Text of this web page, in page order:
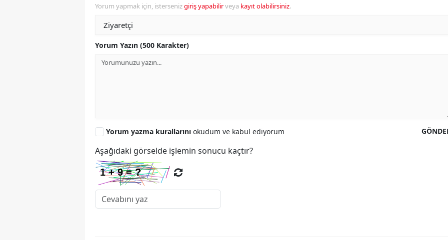
Yorum yapmak için, istersenizgiriş yapabilirveya kayıt olabilirsiniz.
Yorum Yazın (500 Karakter)
Yorum yazma kurallarını okudum ve kabul ediyorum
Aşağıdaki görselde işlemin sonucu kaçtır?